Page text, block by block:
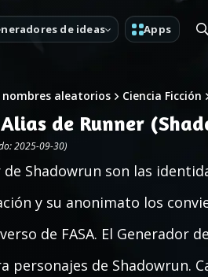
de ideas Apps
nombres aleatorios Ciencia Ficción
de Runner
2025-09-30)
de Shadowrun son las
y su anonimato los
de FASA. El Generador
personajes de Shadowrun.